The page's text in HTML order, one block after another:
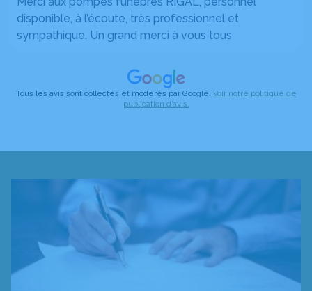
disponible, à l’écoute, très professionnel et
sympathique. Un grand merci à vous tous
Tous les avis sont collectés et modérés par Google. Voir notre politique de
publication d’avis.